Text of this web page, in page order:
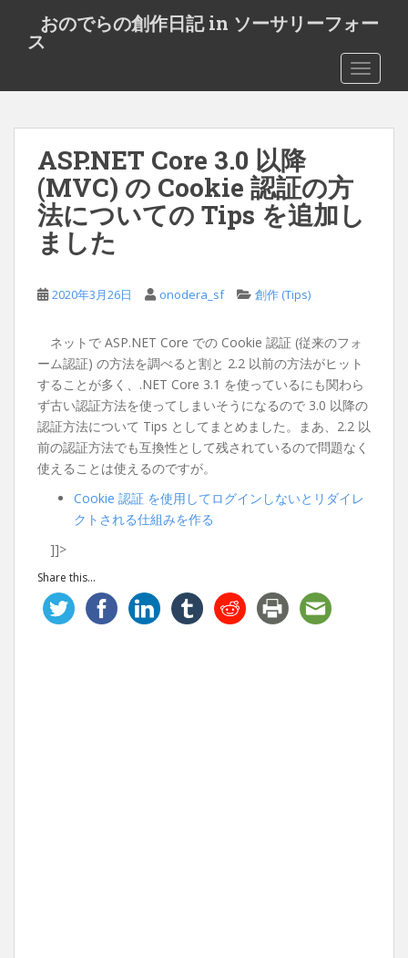
t
おのでらの創作日記 in ソーサリーフォー
ス
ASP.NET Core 3.0 以降
(MVC) の Cookie 認証の方
法についての Tips を追加し
ました
2020年3月26日 onodera_sf 創作 (Tips)
ネットで ASP.NET Core での Cookie 認証 (従来のフォ
ーム認証) の方法を調べると割と 2.2 以前の方法がヒット
することが多く、.NET Core 3.1 を使っているにも関わら
ず古い認証方法を使ってしまいそうになるので 3.0 以降の
認証方法について Tips としてまとめました。まあ、2.2 以
前の認証方法でも互換性として残されているので問題なく
使えることは使えるのですが。
Cookie 認証 を使用してログインしないとリダイレ
クトされる仕組みを作る
]]>
Share this...